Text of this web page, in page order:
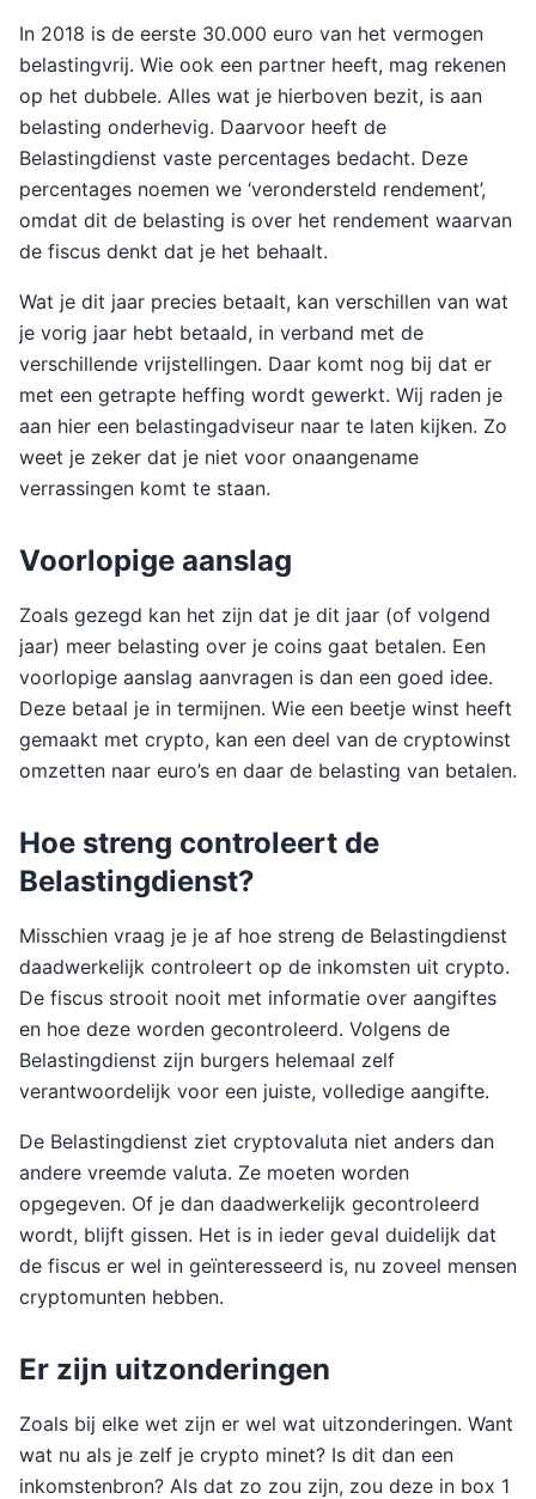
In 2018 is de eerste 30.000 euro van het vermogen
belastingvrij. Wie ook een partner heeft, mag rekenen
op het dubbele. Alles wat je hierboven bezit, is aan
belasting onderhevig. Daarvoor heeft de
Belastingdienst vaste percentages bedacht. Deze
percentages noemen we ‘verondersteld rendement’,
omdat dit de belasting is over het rendement waarvan
de fiscus denkt dat je het behaalt.
Wat je dit jaar precies betaalt, kan verschillen van wat
je vorig jaar hebt betaald, in verband met de
verschillende vrijstellingen. Daar komt nog bij dat er
met een getrapte heffing wordt gewerkt. Wij raden je
aan hier een belastingadviseur naar te laten kijken. Zo
weet je zeker dat je niet voor onaangename
verrassingen komt te staan.
Voorlopige aanslag
Zoals gezegd kan het zijn dat je dit jaar (of volgend
jaar) meer belasting over je coins gaat betalen. Een
voorlopige aanslag aanvragen is dan een goed idee.
Deze betaal je in termijnen. Wie een beetje winst heeft
gemaakt met crypto, kan een deel van de cryptowinst
omzetten naar euro’s en daar de belasting van betalen.
Hoe streng controleert de
Belastingdienst?
Misschien vraag je je af hoe streng de Belastingdienst
daadwerkelijk controleert op de inkomsten uit crypto.
De fiscus strooit nooit met informatie over aangiftes
en hoe deze worden gecontroleerd. Volgens de
Belastingdienst zijn burgers helemaal zelf
verantwoordelijk voor een juiste, volledige aangifte.
De Belastingdienst ziet cryptovaluta niet anders dan
andere vreemde valuta. Ze moeten worden
opgegeven. Of je dan daadwerkelijk gecontroleerd
wordt, blijft gissen. Het is in ieder geval duidelijk dat
de fiscus er wel in geïnteresseerd is, nu zoveel mensen
cryptomunten hebben.
Er zijn uitzonderingen
Zoals bij elke wet zijn er wel wat uitzonderingen. Want
wat nu als je zelf je crypto minet? Is dit dan een
inkomstenbron? Als dat zo zou zijn, zou deze in box 1